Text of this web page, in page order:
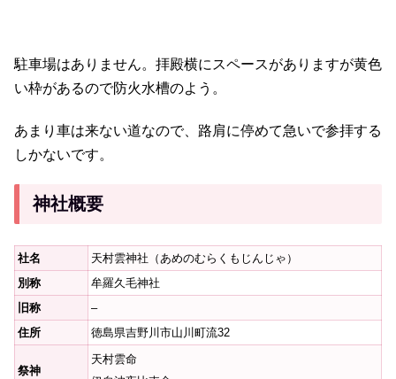
駐車場はありません。拝殿横にスペースがありますが黄色
い枠があるので防火水槽のよう。
あまり車は来ない道なので、路肩に停めて急いで参拝する
しかないです。
神社概要
社名
天村雲神社（あめのむらくもじんじゃ）
別称
牟羅久毛神社
旧称
–
住所
徳島県吉野川市山川町流32
祭神
天村雲命